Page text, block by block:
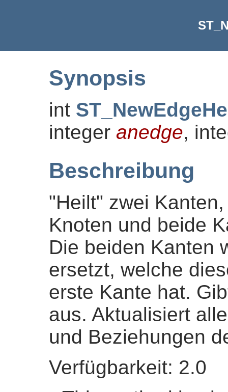
Synopsis
int
integer anedge,
Beschreibung
"Heilt" zwei
Knoten und beide
Die beiden Kanten
ersetzt, welche
erste Kante hat.
aus. Aktualisiert
und Beziehungen
Verfügbarkeit: 2.0